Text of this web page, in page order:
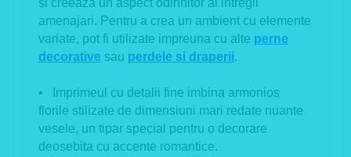
si creeaza un aspect odihnitor al intregii
amenajari. Pentru a crea un ambient cu elemente
variate, pot fi utilizate impreuna cu alte perne
decorative sau perdele si draperii.
• Imprimeul cu detalii fine imbina armonios
florile stilizate de dimensiuni mari redate nuante
vesele, un tipar special pentru o decorare
deosebita cu accente romantice.